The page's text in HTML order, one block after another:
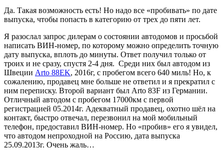
Да. Такая возможность есть! Но надо все «пробивать» по дате
выпуска, чтобы попасть в категорию от трех до пяти лет.
Я разослал запрос дилерам о состоянии автодомов и просьбой
написать ВИН-номер, по которому можно определить точную
дату выпуска, вплоть до минуты. Ответ получил только от
троих и не сразу, спустя 2-4 дня. Среди них был автодом из
Швеции Arto 88EK, 2016г, с пробегом всего 640 миль! Но, к
сожалению, продавец мне больше не ответил и я прекратил с
ним переписку. Второй вариант был Arto 83F из Германии.
Отличный автодом с пробегом 17000км с первой
регистрацией 05.2014г. Адекватный продавец, охотно шёл на
контакт, быстро отвечал, перезвонил на мой мобильный
телефон, предоставил ВИН-номер. Но «пробив» его я увидел,
что автодом непроходной на Россию, дата выпуска
25.09.2013г. Очень жаль…